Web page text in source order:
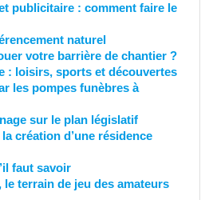
publicitaire : comment faire le
naturel
votre barrière de chantier ?
: loisirs, sports et découvertes
les pompes funèbres à
sur le plan législatif
création d’une résidence
faut savoir
le terrain de jeu des amateurs